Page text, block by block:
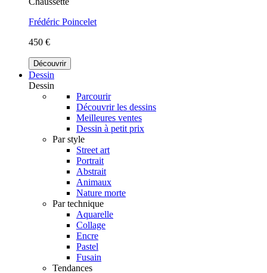
Frédéric Poincelet
450 €
Découvrir
Dessin
Dessin
Parcourir
Découvrir les dessins
Meilleures ventes
Dessin à petit prix
Par style
Street art
Portrait
Abstrait
Animaux
Nature morte
Par technique
Aquarelle
Collage
Encre
Pastel
Fusain
Tendances